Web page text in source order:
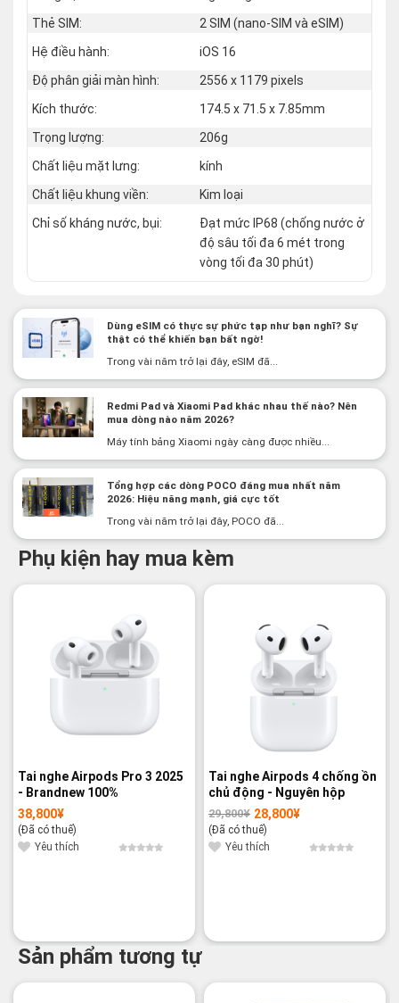
Thẻ SIM:
2 SIM (nano‑SIM và eSIM)
Hệ điều hành:
iOS 16
Độ phân giải màn hình:
2556 x 1179 pixels
Kích thước:
174.5 x 71.5 x 7.85mm
Trọng lượng:
206g
Chất liệu mặt lưng:
kính
Chất liệu khung viền:
Kim loại
Chỉ số kháng nước, bụi:
Đạt mức IP68 (chống nước ở
độ sâu tối đa 6 mét trong
vòng tối đa 30 phút)
Dùng eSIM có thực sự phức tạp như bạn nghĩ? Sự
thật có thể khiến bạn bất ngờ!
Trong vài năm trở lại đây, eSIM đã...
Redmi Pad và Xiaomi Pad khác nhau thế nào? Nên
mua dòng nào năm 2026?
Máy tính bảng Xiaomi ngày càng được nhiều...
Tổng hợp các dòng POCO đáng mua nhất năm
2026: Hiệu năng mạnh, giá cực tốt
Trong vài năm trở lại đây, POCO đã...
Phụ kiện hay mua kèm
Tai nghe Airpods Pro 3 2025
- Brandnew 100%
38,800¥
(Đã có thuế)
Yêu thích
Tai nghe Airpods 4 chống ồn
chủ động - Nguyên hộp
29,800¥
Giá
gốc
là:
29,800¥.
28,800¥
Giá
hiện
tại
là:
28,800¥.
(Đã có thuế)
Yêu thích
Sản phẩm tương tự